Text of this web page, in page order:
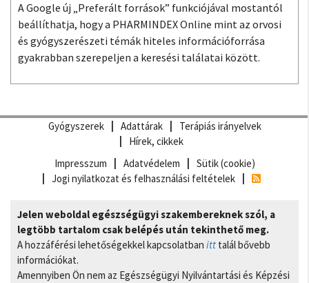
A Google új „Preferált források” funkciójával mostantól
beállíthatja, hogy a PHARMINDEX Online mint az orvosi
és gyógyszerészeti témák hiteles információforrása
gyakrabban szerepeljen a keresési találatai között.
Gyógyszerek Adattárak
Terápiás irányelvek
Hírek, cikkek
Impresszum
Adatvédelem
Sütik (cookie)
Jogi nyilatkozat és felhasználási feltételek
Jelen weboldal egészségügyi szakembereknek szól, a
legtöbb tartalom csak belépés után tekinthető meg.
A hozzáférési lehetőségekkel kapcsolatban itt talál bővebb
információkat.
Amennyiben Ön nem az Egészségügyi Nyilvántartási és Képzési